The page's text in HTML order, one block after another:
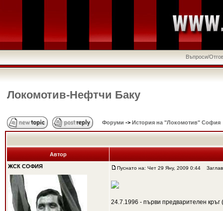
Въпроси/
Локомотив-Нефтчи Баку
Форуми -> История на "Локомотив" София
Автор
ЖСК СОФИЯ
Пуснато на: Чет 29 Яну, 2009 0:44
24.7.1996 - първи предварителен кръг